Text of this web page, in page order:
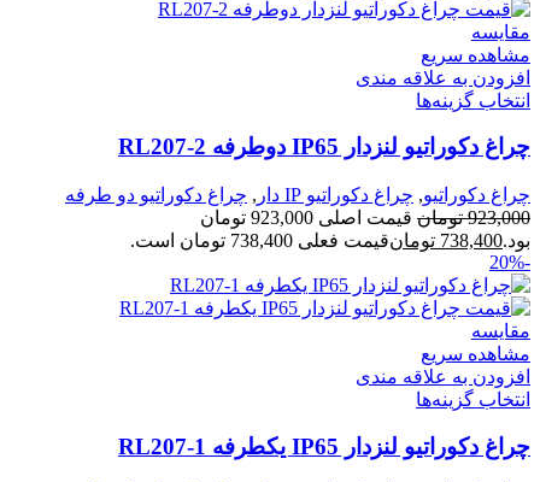
مقایسه
مشاهده سریع
افزودن به علاقه مندی
انتخاب گزینه‌ها
چراغ دکوراتیو لنزدار IP65 دوطرفه RL207-2
چراغ دکوراتیو, چراغ دکوراتیو IP دار , چراغ دکوراتیو دو طرفه
923,000 تومان
قیمت اصلی 923,000 تومان
بود.738,400 تومانقیمت فعلی 738,400 تومان است.
-20%
مقایسه
مشاهده سریع
افزودن به علاقه مندی
انتخاب گزینه‌ها
چراغ دکوراتیو لنزدار IP65 یکطرفه RL207-1